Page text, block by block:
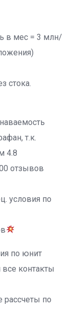
в мес = 3 млн/
стока.
т.к.
4.8
отзывов
условия по
по юнит
контакты
рассчеты по